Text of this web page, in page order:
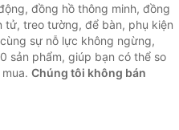
đồng hồ thông minh, đồng
tử, treo tường, để bàn, phụ kiện
sự nỗ lực không ngừng,
sản phẩm, giúp bạn có thể so
Chúng tôi không bán